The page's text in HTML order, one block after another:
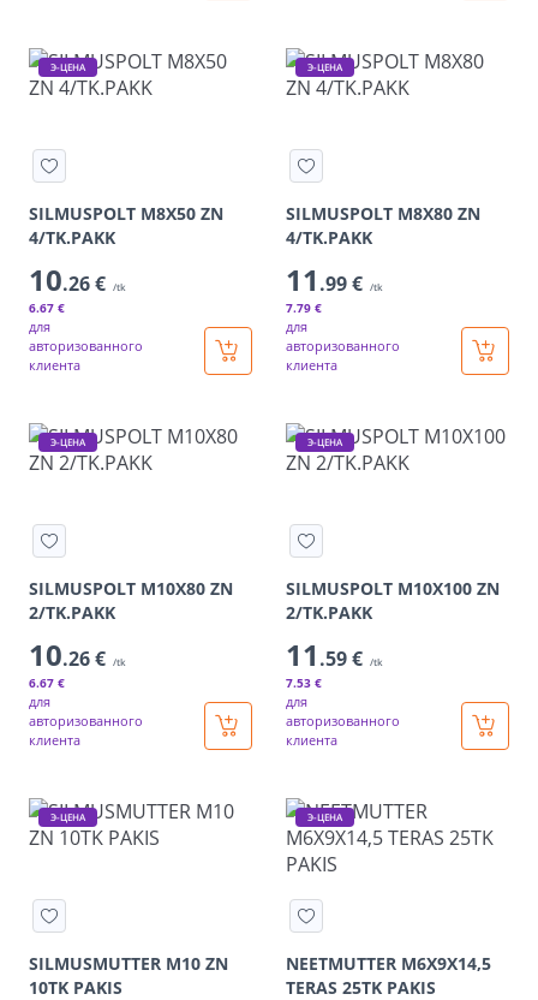
Э-ЦЕНА
SILMUSPOLT M8X50 ZN
4/TK.PAKK
10.26 € /tk
6.67 €
для
авторизованного
клиента
Э-ЦЕНА
SILMUSPOLT M8X80 ZN
4/TK.PAKK
11 .99 € /tk
7.79 €
для
авторизованного
клиента
Э-ЦЕНА
SILMUSPOLT M10X80 ZN
2/TK.PAKK
10.26 € /tk
6.67 €
для
авторизованного
клиента
Э-ЦЕНА
SILMUSPOLT M10X100 ZN
2/TK.PAKK
11 .59 € /tk
7.53 €
для
авторизованного
клиента
Э-ЦЕНА
SILMUSMUTTER M10 ZN
10TK PAKIS
Э-ЦЕНА
NEETMUTTER M6X9X14,5
TERAS 25TK PAKIS